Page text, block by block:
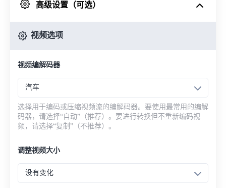
来自 Google Drive
高级设置（可选）
视频选项
视频编解码器
汽车
选择用于编码或压缩视频流的编解码器。要使用最常用的编解
码器，请选择“自动”（推荐）。要进行转换但不重新编码视
频，请选择“复制”（不推荐）。
调整视频大小
没有变化